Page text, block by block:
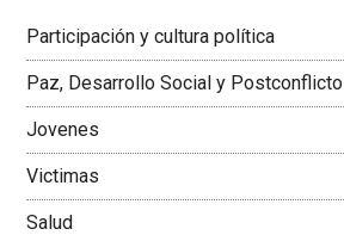
Colombiana
Participación y cultura política
Paz, Desarrollo Social y Postconflicto
Jovenes
Victimas
Salud